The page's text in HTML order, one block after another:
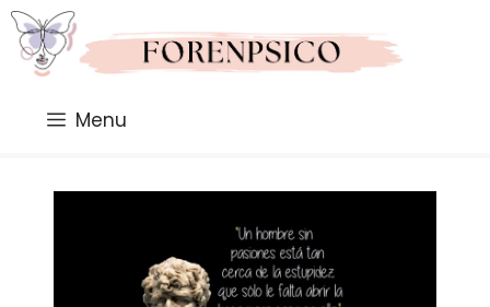
Saltar
al
contenido
Menu